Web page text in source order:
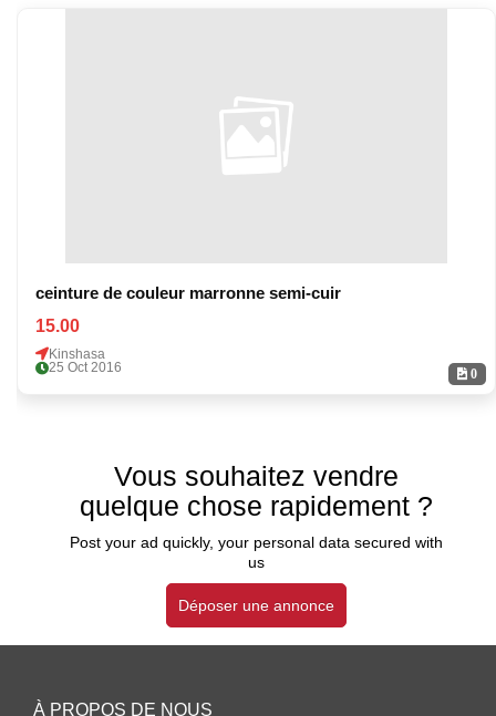
0
ceinture de couleur marronne semi-cuir
15.00
Kinshasa
25 Oct 2016
Vous souhaitez vendre
quelque chose rapidement ?
Post your ad quickly, your personal data secured with
us
Déposer une annonce
À PROPOS DE NOUS